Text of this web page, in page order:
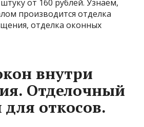
от 160 рублей. Узнаем,
производится отделка
отделка оконных
внутри
Отделочный
откосов.